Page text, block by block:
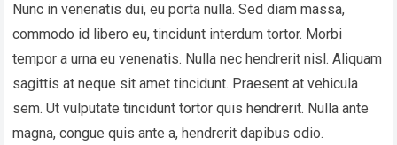
Nunc in venenatis dui, eu porta nulla. Sed diam massa,
commodo id libero eu, tincidunt interdum tortor. Morbi
tempor a urna eu venenatis. Nulla nec hendrerit nisl. Aliquam
sagittis at neque sit amet tincidunt. Praesent at vehicula
sem. Ut vulputate tincidunt tortor quis hendrerit. Nulla ante
magna, congue quis ante a, hendrerit dapibus odio.